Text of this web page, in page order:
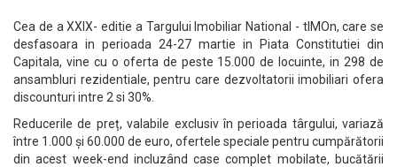
Cea de a XXIX- editie a Targului Imobiliar National - tIMOn, care se
desfasoara in perioada 24-27 martie in Piata Constitutiei din
Capitala, vine cu o oferta de peste 15.000 de locuinte, in 298 de
ansambluri rezidentiale, pentru care dezvoltatorii imobiliari ofera
discounturi intre 2 si 30%.
Reducerile de preț, valabile exclusiv în perioada târgului, variază
între 1.000 și 60.000 de euro, ofertele speciale pentru cumpărătorii
din acest week-end incluzând case complet mobilate, bucătării